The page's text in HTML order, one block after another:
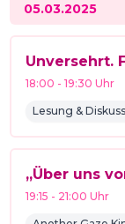
05.03.2025
Unversehrt.
18:00 -19:30 Uhr
Lesung &
„Über uns
19:15 - 21:00 Uhr